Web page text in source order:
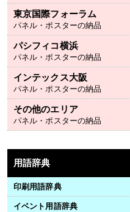
東京国際フォーラム
パネル・ポスターの納品
パシフィコ横浜
パネル・ポスターの納品
インテックス大阪
パネル・ポスターの納品
その他のエリア
パネル・ポスターの納品
用語辞典
印刷用語辞典
イベント用語辞典